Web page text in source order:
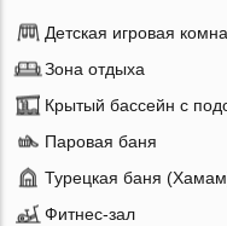
Детская игровая
Зона отдыха
Крытый бассейн с
Паровая баня
Турецкая баня
Фитнес-зал